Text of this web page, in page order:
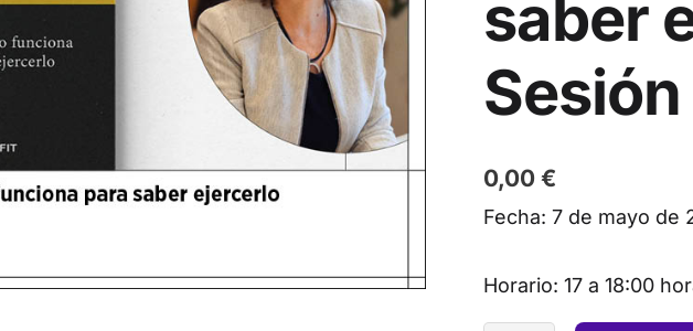
saber
0,00€
Fecha: 7 de mayo de
Horario: 17 a 18:00